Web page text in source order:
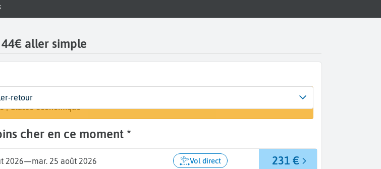
aller simple
Bruxelles (BRU)
votre voyage
| Classe
| Classe économique
retour
cher en ce moment *
2026—mar. 25 août 2026 Vol direct 231 €